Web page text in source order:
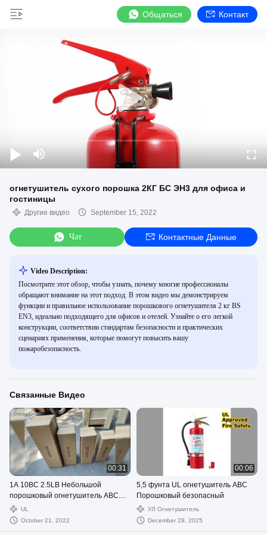
Общаться Контакт
огнетушитель сухого порошка 2КГ БС ЭН3 для офиса и
гостиницы
Другие видео September 15, 2022
Чат Контактные Данные
Video Description:
Посмотрите этот обзор, чтобы узнать, почему многие профессионалы
обращают внимание на этот подход. В этом видео мы демонстрируем
функции и правильное использование порошкового огнетушителя 2 кг BS
EN3, идеально подходящего для офисов и отелей. Узнайте о его легкой
конструкции, соответствии стандартам безопасности и практических
сценариях применения, которые помогут повысить вашу
пожаробезопасность.
Связанные Видео
00:31
1A 10BC 2.5LB Небольшой
порошковый огнетушитель ABC
для транспортных средств
UL
October 21, 2022
00:06
5,5 фунта UL огнетушитель ABC
Порошковый безопасный
УЛ Огнетушитель
December 29, 2025